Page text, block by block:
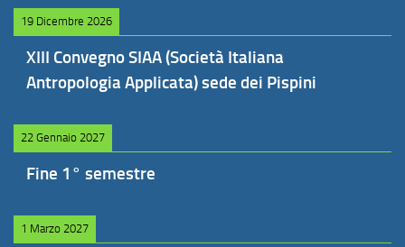
19 Dicembre 2026
XIII Convegno SIAA (Società Italiana
Antropologia Applicata) sede dei Pispini
22 Gennaio 2027
Fine 1° semestre
1 Marzo 2027